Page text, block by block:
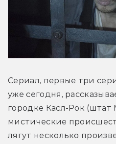
Сериал, первые три
уже сегодня,
городке Касл-Рок (штат
мистические
лягут несколько